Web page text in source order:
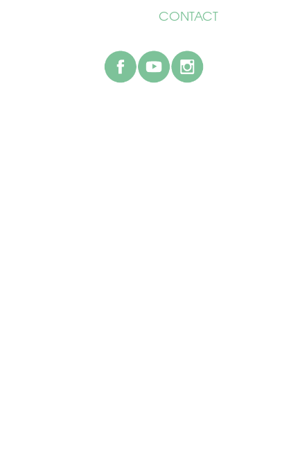
CONTACT
facebook